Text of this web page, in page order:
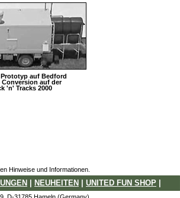
Prototyp auf Bedford
Conversion auf der
'n' Tracks 2000
Hinweise und Informationen.
NEUHEITEN UNITED FUN SHOP